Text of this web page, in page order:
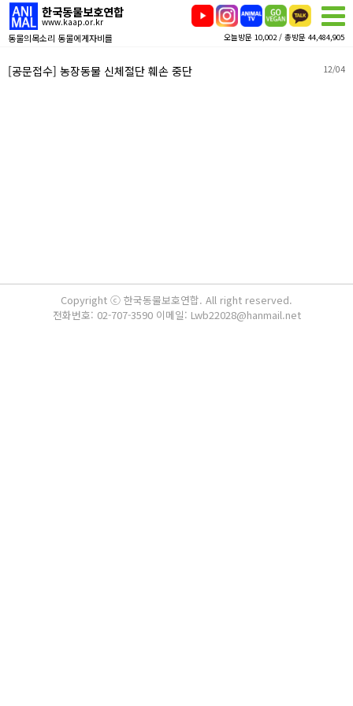
한국동물보호연합
www.kaap.or.kr
동물의목소리 동물에게자비를 오늘방문 10,002 / 총방문 44,484,905
[공문접수] 농장동물 신체절단 훼손 중단 12/04
Copyright ⓒ 한국동물보호연합. All right reserved.
전화번호: 02-707-3590 이메일: Lwb22028@hanmail.net